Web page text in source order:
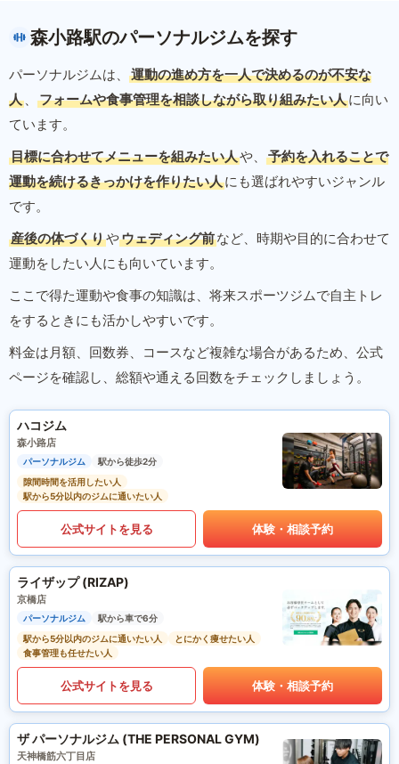
森小路駅のパーソナルジムを探す
パーソナルジムは、
運動の進め方を一人で決めるのが不安な
人 、 フォームや食事管理を相談しながら取り組みたい人に向い
ています。
目標に合わせてメニューを組みたい人や、
予約を入れることで
運動を続けるきっかけを作りたい人にも選ばれやすいジャンル
です。
産後の体づくりやウェディング前など、時期や目的に合わせて
運動をしたい人にも向いています。
ここで得た運動や食事の知識は、将来スポーツジムで自主トレ
をするときにも活かしやすいです。
料金は月額、回数券、コースなど複雑な場合があるため、公式
ページを確認し、総額や通える回数をチェックしましょう。
ハコジム
森小路店
パーソナルジム
駅から徒歩2分
隙間時間を活用したい人
駅から5分以内のジムに通いたい人
公式サイトを見る 体験・相談予約
ライザップ (RIZAP)
京橋店
パーソナルジム
駅から車で6分
駅から5分以内のジムに通いたい人
とにかく痩せたい人
食事管理も任せたい人
公式サイトを見る 体験・相談予約
ザ パーソナルジム (THE PERSONAL GYM)
天神橋筋六丁目店